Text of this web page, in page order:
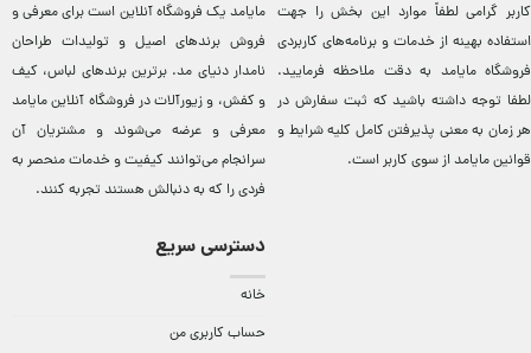
کاربر گرامی لطفاً موارد این بخش را جهت
استفاده بهینه از خدمات و برنامه‌‏های کاربردی
فروشگاه مایامد به دقت ملاحظه فرمایید.
لطفا توجه داشته باشید که ثبت سفارش در
هر زمان به معنی پذیرفتن کامل کلیهشرایط و
قوانین مایامداز سوی کاربر است.
مایامد يک فروشگاه آنلاين است برای معرفی و
فروش برندهای اصيل و توليدات طراحان
نامدار دنيای مد. برترين‌ برندهای لباس، کيف
و کفش، و زيورآلات در فروشگاه آنلاين مایامد
معرفی و عرضه می‌شوند و مشتريان آن
سرانجام می‌توانند کيفيت و خدمات منحصر به
فردی را که به دنبالش هستند تجربه کنند.
دسترسی سریع
خانه
حساب کاربری من